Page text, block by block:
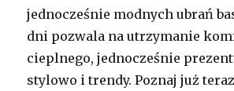
jednocześnie modnych ubrań
dni pozwala na utrzymanie
cieplnego, jednocześnie
stylowo i trendy. Poznaj już